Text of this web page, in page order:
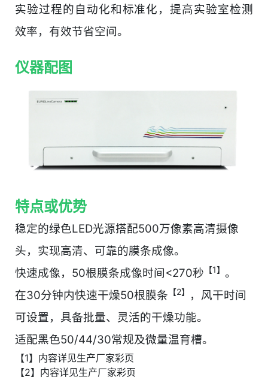
实验过程的自动化和标准化，提高实验室检测
效率，有效节省空间。
仪器配图
特点或优势
稳定的绿色LED光源搭配500万像素高清摄像
头，实现高清、可靠的膜条成像。
快速成像，50根膜条成像时间<270秒 【1】 。
在30分钟内快速干燥50根膜条 【2】
，风干时间
可设置，具备批量、灵活的干燥功能。
适配黑色50/44/30常规及微量温育槽。
【1】内容详见生产厂家彩页
【2】内容详见生产厂家彩页